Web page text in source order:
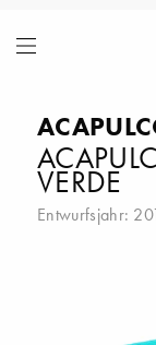
VERDE
Entwurfsjahr: